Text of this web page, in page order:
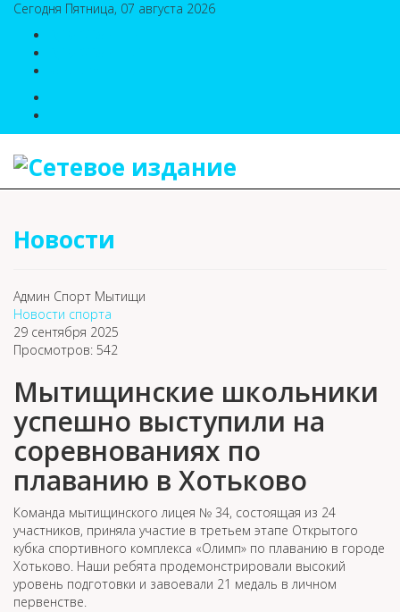
Сегодня Пятница, 07 августа 2026
Новости
Админ Спорт Мытищи
Новости спорта
29 сентября 2025
Просмотров: 542
Мытищинские школьники
успешно выступили на
соревнованиях по
плаванию в Хотьково
Команда мытищинского лицея № 34, состоящая из 24
участников, приняла участие в третьем этапе Открытого
кубка спортивного комплекса «Олимп» по плаванию в городе
Хотьково. Наши ребята продемонстрировали высокий
уровень подготовки и завоевали 21 медаль в личном
первенстве.